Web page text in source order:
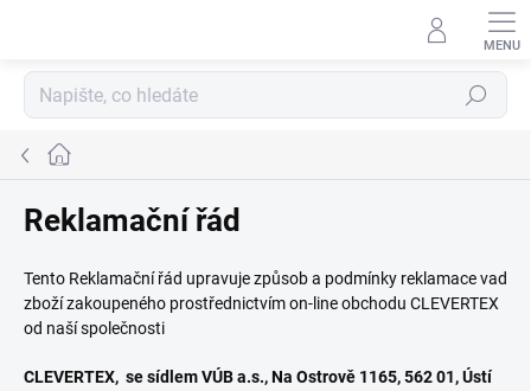
Hledat
Domů
Reklamační řád
Tento Reklamační řád upravuje způsob a podmínky reklamace vad
zboží zakoupeného prostřednictvím on-line obchodu CLEVERTEX
od naší společnosti
CLEVERTEX, se sídlem VÚB a.s., Na Ostrově 1165, 562 01, Ústí